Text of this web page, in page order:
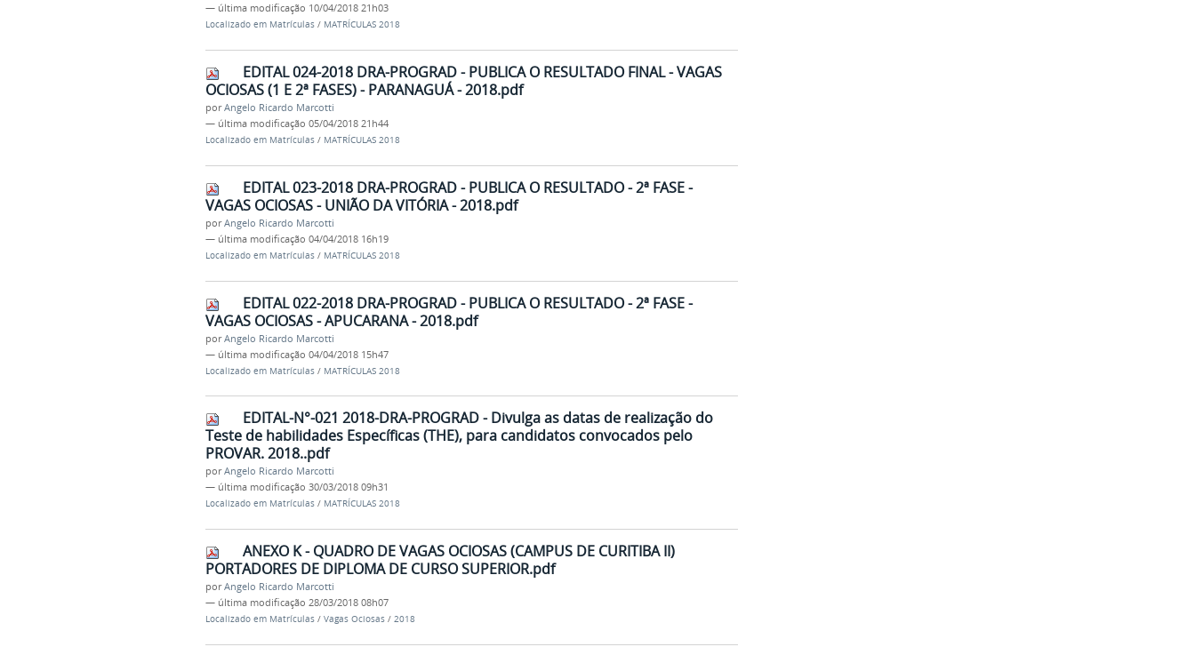
— última modificação 10/04/2018 21h03
Localizado em Matrículas / MATRÍCULAS 2018
EDITAL 024-2018 DRA-PROGRAD - PUBLICA O RESULTADO FINAL - VAGAS
OCIOSAS (1 E 2ª FASES) - PARANAGUÁ - 2018.pdf
porAngelo Ricardo Marcotti
— última modificação 05/04/2018 21h44
Localizado em Matrículas / MATRÍCULAS 2018
EDITAL 023-2018 DRA-PROGRAD - PUBLICA O RESULTADO - 2ª FASE -
VAGAS OCIOSAS - UNIÃO DA VITÓRIA - 2018.pdf
porAngelo Ricardo Marcotti
— última modificação 04/04/2018 16h19
Localizado em Matrículas / MATRÍCULAS 2018
EDITAL 022-2018 DRA-PROGRAD - PUBLICA O RESULTADO - 2ª FASE -
VAGAS OCIOSAS - APUCARANA - 2018.pdf
porAngelo Ricardo Marcotti
— última modificação 04/04/2018 15h47
Localizado em Matrículas / MATRÍCULAS 2018
EDITAL-N°-021 2018-DRA-PROGRAD - Divulga as datas de realização do
Teste de habilidades Específicas (THE), para candidatos convocados pelo
PROVAR. 2018..pdf
porAngelo Ricardo Marcotti
— última modificação 30/03/2018 09h31
Localizado em Matrículas / MATRÍCULAS 2018
ANEXO K - QUADRO DE VAGAS OCIOSAS (CAMPUS DE CURITIBA II)
PORTADORES DE DIPLOMA DE CURSO SUPERIOR.pdf
porAngelo Ricardo Marcotti
— última modificação 28/03/2018 08h07
Localizado em Matrículas / Vagas Ociosas / 2018